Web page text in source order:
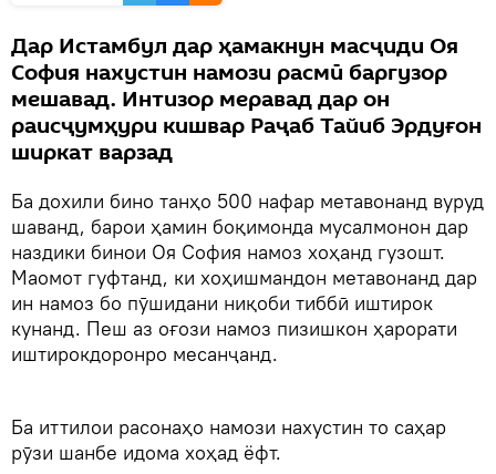
Дар Истамбул дар ҳамакнун масҷиди Оя
София нахустин намози расмӣ баргузор
мешавад. Интизор меравад дар он
раисҷумҳури кишвар Раҷаб Тайиб Эрдуғон
ширкат варзад
Ба дохили бино танҳо 500 нафар метавонанд вуруд
шаванд, барои ҳамин боқимонда мусалмонон дар
наздики бинои Оя София намоз хоҳанд гузошт.
Маомот гуфтанд, ки хоҳишмандон метавонанд дар
ин намоз бо пӯшидани ниқоби тиббӣ иштирок
кунанд. Пеш аз оғози намоз пизишкон ҳарорати
иштирокдоронро месанҷанд.
Ба иттилои расонаҳо намози нахустин то саҳар
рӯзи шанбе идома хоҳад ёфт.